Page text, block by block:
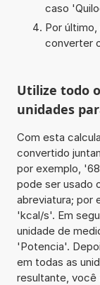
caso '
Por último,
converter
Utilize todo
unidades
Com esta
convertido
por exemplo,
pode ser usado
abreviatura; por
'kcal/s'. Em
unidade de
'Potencia'.
em todas as
resultante, você